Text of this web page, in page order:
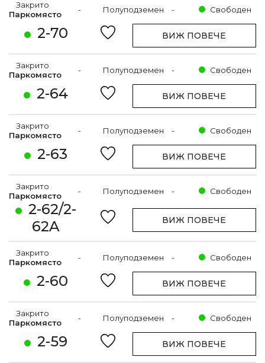
2-70
Закрито
Паркомясто
- Полуподземен - Свободен
ВИЖ ПОВЕЧЕ
2-64
Закрито
Паркомясто
- Полуподземен - Свободен
ВИЖ ПОВЕЧЕ
2-63
Закрито
Паркомясто
- Полуподземен - Свободен
ВИЖ ПОВЕЧЕ
2-62/2-
62A
Закрито
Паркомясто
- Полуподземен - Свободен
ВИЖ ПОВЕЧЕ
2-60
Закрито
Паркомясто
- Полуподземен - Свободен
ВИЖ ПОВЕЧЕ
2-59
Закрито
Паркомясто
- Полуподземен - Свободен
ВИЖ ПОВЕЧЕ